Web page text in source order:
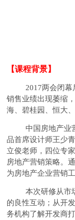
【课程背景】
2017两会闭幕
销售业绩出现萎缩
海、碧桂园、恒大
中国房地产业
品首席设计师王少
立俊老师，四位专
房地产营销策略。
为房地产企业营销
本次研修从市
的良性互动；从开
务机构了解开发商